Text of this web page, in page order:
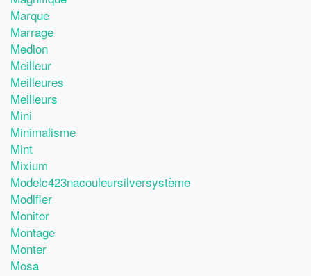
Marque
Marrage
Medion
Meilleur
Meilleures
Meilleurs
Mini
Minimalisme
Mint
Mixium
Modelc423nacouleursilversystème
Modifier
Monitor
Montage
Monter
Mosa